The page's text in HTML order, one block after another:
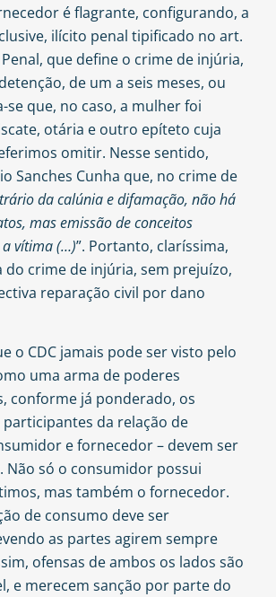
é flagrante, configurando, a
ilícito penal tipificado no art.
que define o crime de injúria,
de um a seis meses, ou
se que, no caso, a mulher foi
otária e outro epíteto cuja
omitir. Nesse sentido,
Sanches Cunha que, no crime de
da calúnia e difamação, não há
mas emissão de conceitos
a vítima (…)”. Portanto, claríssima,
do crime de injúria, sem prejuízo,
reparação civil por dano
o CDC jamais pode ser visto pelo
uma arma de poderes
conforme já ponderado, os
da relação de
e fornecedor – devem ser
Não só o consumidor possui
mas também o fornecedor.
de consumo deve ser
as partes agirem sempre
ofensas de ambos os lados são
e merecem sanção por parte do